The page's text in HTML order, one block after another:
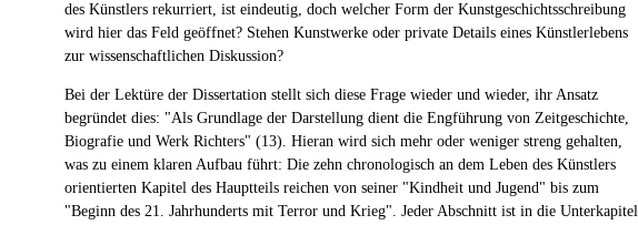
des Künstlers rekurriert, ist eindeutig, doch welcher Form der Kunstgeschichtsschreibung
wird hier das Feld geöffnet? Stehen Kunstwerke oder private Details eines Künstlerlebens
zur wissenschaftlichen Diskussion?
Bei der Lektüre der Dissertation stellt sich diese Frage wieder und wieder, ihr Ansatz
begründet dies: "Als Grundlage der Darstellung dient die Engführung von Zeitgeschichte,
Biografie und Werk Richters" (13). Hieran wird sich mehr oder weniger streng gehalten,
was zu einem klaren Aufbau führt: Die zehn chronologisch an dem Leben des Künstlers
orientierten Kapitel des Hauptteils reichen von seiner "Kindheit und Jugend" bis zum
"Beginn des 21. Jahrhunderts mit Terror und Krieg". Jeder Abschnitt ist in die Unterkapitel